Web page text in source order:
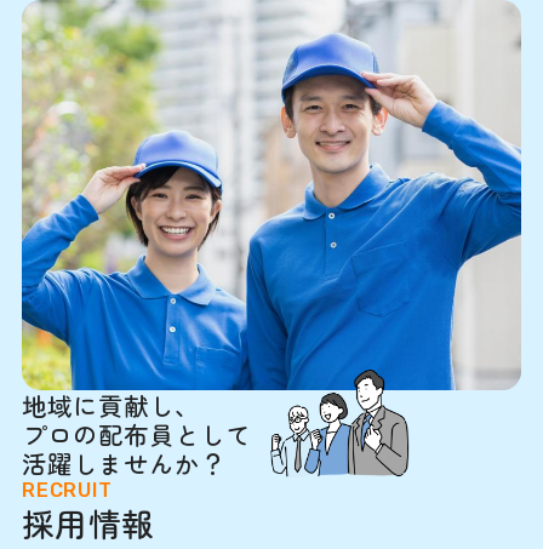
地域に貢献し、
プロの配布員として
活躍しませんか？
RECRUIT
採用情報